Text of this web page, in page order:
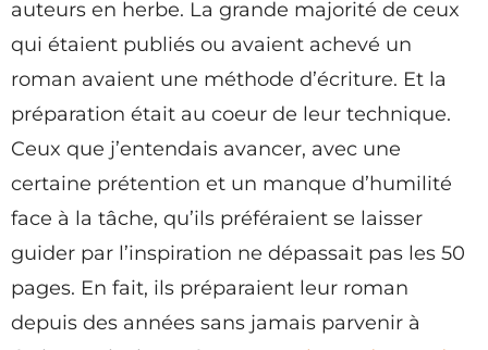
auteurs en herbe. La grande majorité de ceux
qui étaient publiés ou avaient achevé un
roman avaient une méthode d’écriture. Et la
préparation était au coeur de leur technique.
Ceux que j’entendais avancer, avec une
certaine prétention et un manque d’humilité
face à la tâche, qu’ils préféraient se laisser
guider par l’inspiration ne dépassait pas les 50
pages. En fait, ils préparaient leur roman
depuis des années sans jamais parvenir à